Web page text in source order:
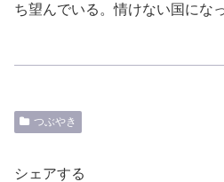
ち望んでいる。情けない国にな
つぶやき
シェアする